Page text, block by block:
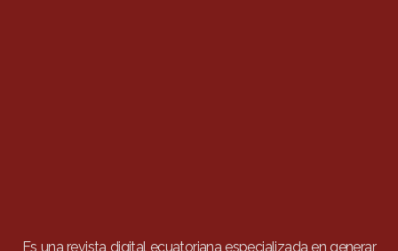
Es una revista digital ecuatoriana especializada en generar